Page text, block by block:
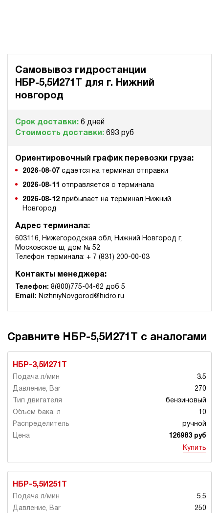
Самовывоз гидростанции
НБР-5,5И271Т для г. Нижний
новгород
Срок доставки: 6 дней
Стоимость доставки: 693 руб
Ориентировочный график перевозки груза:
2026-08-07 сдается на терминал отправки
2026-08-11 отправляется с терминала
2026-08-12 прибывает на терминал Нижний
Новгород
Адрес терминала:
603116, Нижегородская обл, Нижний Новгород г,
Московское ш, дом № 52
Телефон терминала: + 7 (831) 200-00-03
Контакты менеджера:
Телефон: 8(800)775-04-62 доб 5
Email: NizhniyNovgorod@hidro.ru
Сравните НБР-5,5И271Т с аналогами
НБР-3,5И271Т
3.5
270
бензиновый
10
ручной
126983 руб
Купить
НБР-5,5И251Т
5.5
250